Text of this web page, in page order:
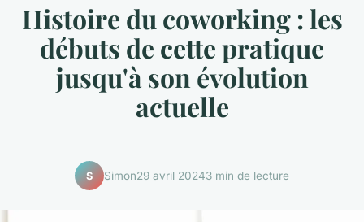
Histoire du coworking : les
débuts de cette pratique
jusqu'à son évolution
actuelle
S Simon29 avril 20243 min de lecture